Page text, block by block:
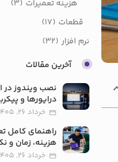
هزینه تعمیرات (3)
قطعات (17)
نرم افزار (32)
آخرین مقالات
نصب ویندوز
درایورها و
خرداد 26, 1405
راهنمای کامل
هزینه، زمان و
خرداد 26, 1405